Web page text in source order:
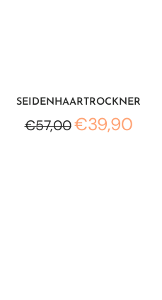
SEIDENHAARTROCKNER
€57,00€39,90